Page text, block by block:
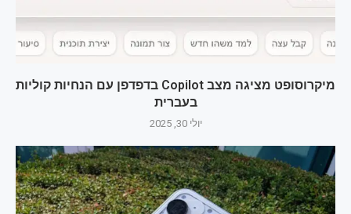
מיקרוסופט מציגה מצב Copilot בדפדפן עם הנחיות קוליות
בעברית
יולי 30, 2025